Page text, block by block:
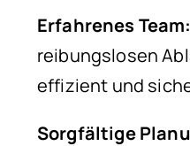
Erfahrenes Team:
reibungslosen
effizient und
Sorgfältige